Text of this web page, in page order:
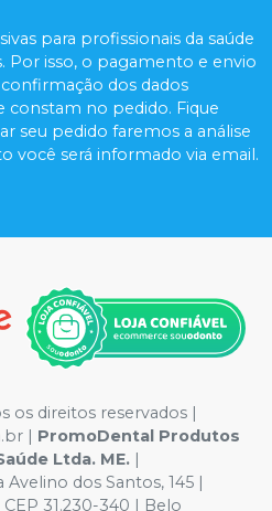
para profissionais da saúde
Por isso, o pagamento e envio
dos dados
constam no pedido. Fique
seu pedido faremos a análise
você será informado via email.
os direitos reservados |
| PromoDental Produtos
Ltda. ME. |
Avelino dos Santos, 145 |
31.230-340 | Belo